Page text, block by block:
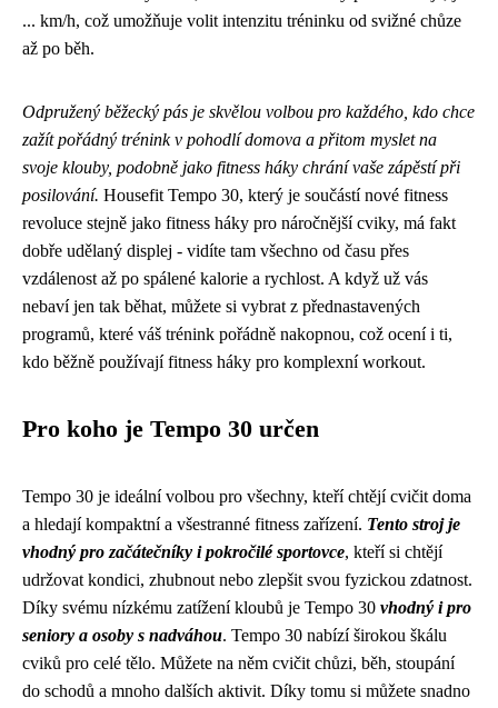
... km/h, což umožňuje volit intenzitu tréninku od svižné chůze
až po běh.
Odpružený běžecký pás je skvělou volbou pro každého, kdo chce
zažít pořádný trénink v pohodlí domova a přitom myslet na
svoje klouby, podobně jako fitness háky chrání vaše zápěstí při
posilování. Housefit Tempo 30, který je součástí nové fitness
revoluce stejně jako fitness háky pro náročnější cviky, má fakt
dobře udělaný displej - vidíte tam všechno od času přes
vzdálenost až po spálené kalorie a rychlost. A když už vás
nebaví jen tak běhat, můžete si vybrat z přednastavených
programů, které váš trénink pořádně nakopnou, což ocení i ti,
kdo běžně používají fitness háky pro komplexní workout.
Pro koho je Tempo 30 určen
Tempo 30 je ideální volbou pro všechny, kteří chtějí cvičit doma
a hledají kompaktní a všestranné fitness zařízení. Tento stroj je
vhodný pro začátečníky i pokročilé sportovce, kteří si chtějí
udržovat kondici, zhubnout nebo zlepšit svou fyzickou zdatnost.
Díky svému nízkému zatížení kloubů je Tempo 30 vhodný i pro
seniory a osoby s nadváhou. Tempo 30 nabízí širokou škálu
cviků pro celé tělo. Můžete na něm cvičit chůzi, běh, stoupání
do schodů a mnoho dalších aktivit. Díky tomu si můžete snadno